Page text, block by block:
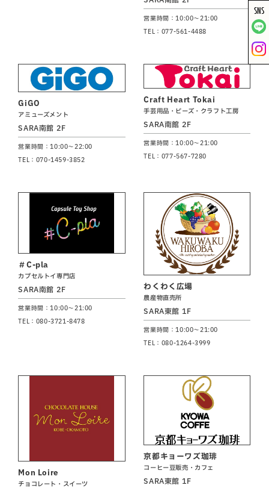
営業時間：10:00～21:00
TEL：077-561-4488
GiGO
アミューズメント
SARA南館 2F
営業時間：10:00～22:00
TEL：070-1459-3852
Craft Heart Tokai
手芸用品・ビーズ・クラフト工房
SARA南館 2F
営業時間：10:00～21:00
TEL：077-567-7280
＃C-pla
カプセルトイ専門店
SARA南館 2F
営業時間：10:00～21:00
TEL：080-3721-8478
わくわく広場
農産物直売所
SARA東館 1F
営業時間：10:00～21:00
TEL：080-1264-3999
Mon Loire
チョコレート・スイーツ
京都キョーワズ珈琲
コーヒー豆販売・カフェ
SARA東館 1F
SNS